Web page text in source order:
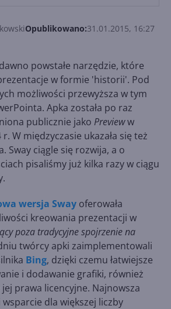
Opublikowano:31.01.2015, 16:27
powstałe narzędzie, które
w formie 'historii'. Pod
możliwości przewyższa w tym
Apka została po raz
publicznie jako Previeww
W międzyczasie ukazała się też
Sway ciągle się rozwija, a o
pisaliśmy już kilka razy w ciągu
wersja Sway oferowała
kreowania prezentacji w
poza tradycyjne spojrzenie na
twórcy apki zaimplementowali
Bing, dzięki czemu łatwiejsze
i dodawanie grafiki, również
prawa licencyjne. Najnowsza
dla większej liczby